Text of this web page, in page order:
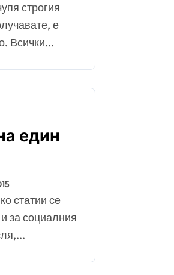
е
Всички...
един
за социалния